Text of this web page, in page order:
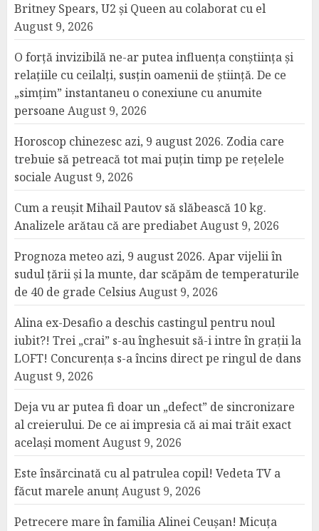
Britney Spears, U2 și Queen au colaborat cu el
August 9, 2026
O forță invizibilă ne-ar putea influența conștiința și
relațiile cu ceilalți, susțin oamenii de știință. De ce
„simțim” instantaneu o conexiune cu anumite
persoane August 9, 2026
Horoscop chinezesc azi, 9 august 2026. Zodia care
trebuie să petreacă tot mai puțin timp pe rețelele
sociale August 9, 2026
Cum a reușit Mihail Pautov să slăbească 10 kg.
Analizele arătau că are prediabetAugust 9, 2026
Prognoza meteo azi, 9 august 2026. Apar vijelii în
sudul țării și la munte, dar scăpăm de temperaturile
de 40 de grade Celsius August 9, 2026
Alina ex-Desafio a deschis castingul pentru noul
iubit?! Trei „crai” s-au înghesuit să-i intre în grații la
LOFT! Concurența s-a încins direct pe ringul de dans
August 9, 2026
Deja vu ar putea fi doar un „defect” de sincronizare
al creierului. De ce ai impresia că ai mai trăit exact
același momentAugust 9, 2026
Este însărcinată cu al patrulea copil! Vedeta TV a
făcut marele anunțAugust 9, 2026
Petrecere mare în familia Alinei Ceușan! Micuța